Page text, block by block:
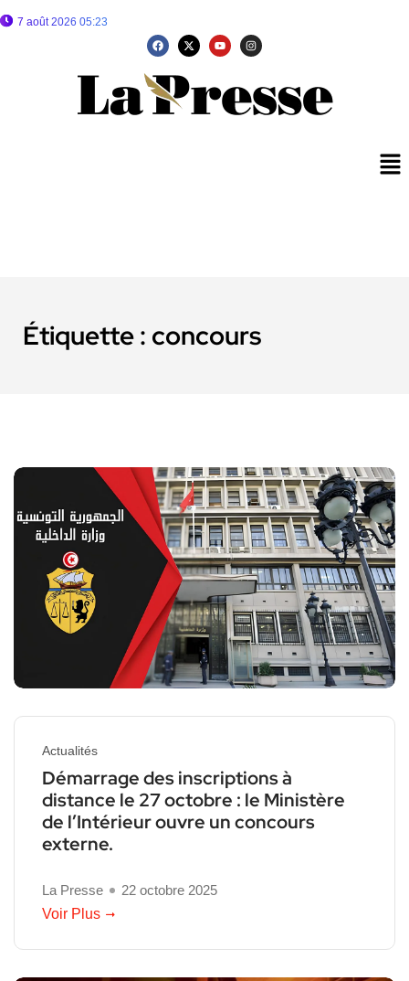
7 août 2026 05:23
Étiquette : concours
Actualités
Démarrage des inscriptions à
distance le 27 octobre : le Ministère
de l’Intérieur ouvre un concours
externe.
La Presse
22 octobre 2025
Voir Plus